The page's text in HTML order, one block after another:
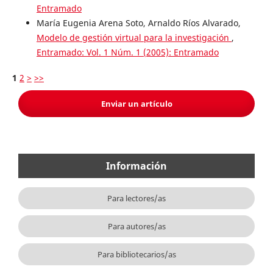
Entramado
María Eugenia Arena Soto, Arnaldo Ríos Alvarado,
Modelo de gestión virtual para la investigación ,
Entramado: Vol. 1 Núm. 1 (2005): Entramado
1 2 > >>
Enviar un artículo
Información
Para lectores/as
Para autores/as
Para bibliotecarios/as